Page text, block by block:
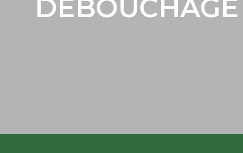
DÉBOUCHAGE